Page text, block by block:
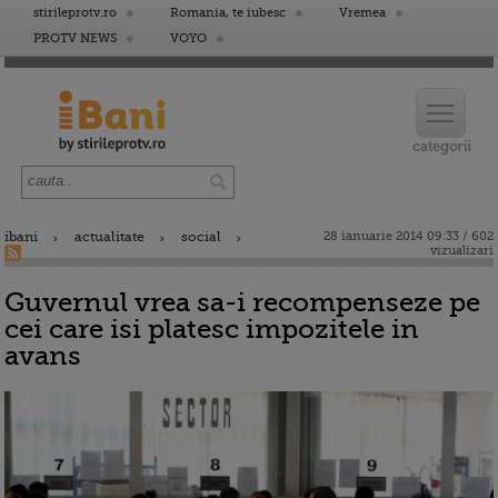
stirileprotv.ro Romania, te iubesc
Vremea
PROTV NEWS
VOYO
ibani actualitate social
28 ianuarie 2014 09:33 / 602
vizualizari
Guvernul vrea sa-i recompenseze pe
cei care isi platesc impozitele in
avans